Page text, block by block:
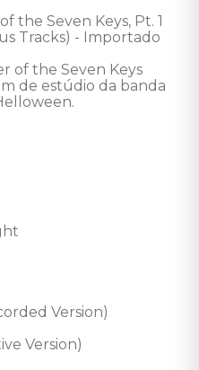
the Seven Keys, Pt. 1
Tracks) - Importado
of the Seven Keys
de estúdio da banda
Version)
Version)